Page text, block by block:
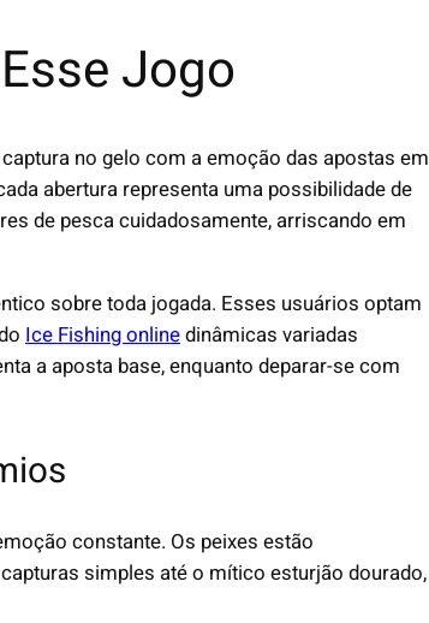
Jogo
no gelo com a emoção das apostas em
abertura representa uma possibilidade de
de pesca cuidadosamente, arriscando em
sobre toda jogada. Esses usuários optam
Ice Fishing onlinedinâmicas variadas
a aposta base, enquanto deparar-se com
constante. Os peixes estão
simples até o mítico esturjão dourado,